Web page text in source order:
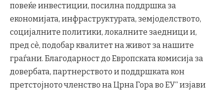
повеќе инвестиции, посилна поддршка за
економијата, инфраструктурата, земјоделството,
социјалните политики, локалните заедници и,
пред сè, подобар квалитет на живот за нашите
граѓани. Благодарност до Европската комисија за
довербата, партнерството и поддршката кон
претстојното членство на Црна Гора во ЕУ“ изјави